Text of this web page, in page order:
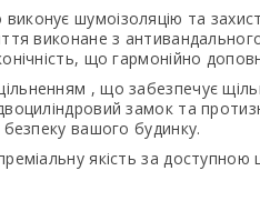
шумоізоляцію та
виконане з
що гармонійно
, що забезпечує
замок та
вашого будинку.
якість за